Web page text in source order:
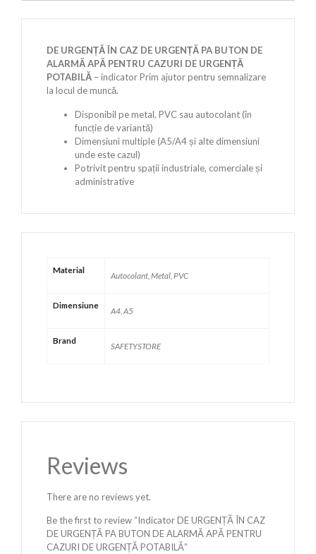
DE URGENȚĂ ÎN CAZ DE URGENȚĂ PA BUTON DE
ALARMĂ APĂ PENTRU CAZURI DE URGENȚĂ
POTABILĂ – indicator Prim ajutor pentru semnalizare
la locul de muncă.
Disponibil pe metal, PVC sau autocolant (în
funcție de variantă)
Dimensiuni multiple (A5/A4 și alte dimensiuni
unde este cazul)
Potrivit pentru spații industriale, comerciale și
administrative
Material
Autocolant, Metal, PVC
Dimensiune
A4, A5
Brand
SAFETYSTORE
Reviews
There are no reviews yet.
Be the first to review “Indicator DE URGENȚĂ ÎN CAZ
DE URGENȚĂ PA BUTON DE ALARMĂ APĂ PENTRU
CAZURI DE URGENȚĂ POTABILĂ”